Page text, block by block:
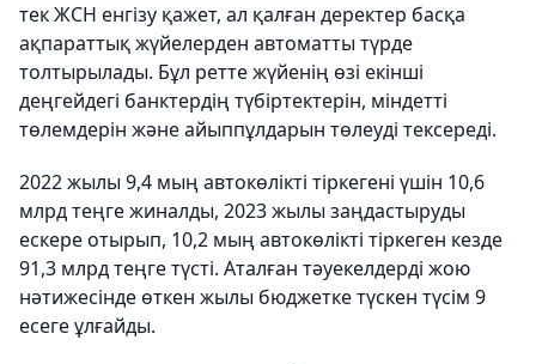
тек ЖСН енгізу қажет, ал қалған деректер басқа
ақпараттық жүйелерден автоматты түрде
толтырылады. Бұл ретте жүйенің өзі екінші
деңгейдегі банктердің түбіртектерін, міндетті
төлемдерін және айыппұлдарын төлеуді тексереді.
2022 жылы 9,4 мың автокөлікті тіркегені үшін 10,6
млрд теңге жиналды, 2023 жылы заңдастыруды
ескере отырып, 10,2 мың автокөлікті тіркеген кезде
91,3 млрд теңге түсті. Аталған тәуекелдерді жою
нәтижесінде өткен жылы бюджетке түскен түсім 9
есеге ұлғайды.